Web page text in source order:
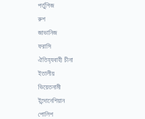
পর্তুগিজ
রুশ
জাভানিজ
ফরাসি
ঐতিহ্যবাহী চীনা
ইতালীয়
ভিয়েতনামী
ইন্দোনেশিয়ান
পোলিশ